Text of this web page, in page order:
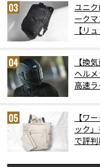
ユニ
ーク
【リ
【換
ヘル
高速
【ワ
ック
で評